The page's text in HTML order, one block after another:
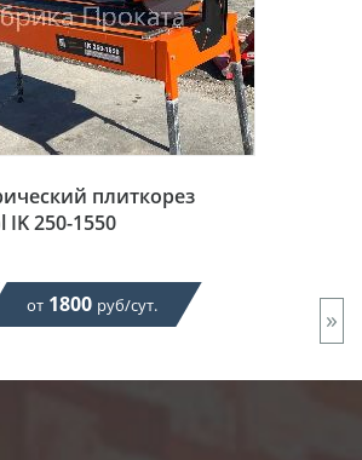
плиткорез
IK 250-1550
от 1800 руб/сут. »